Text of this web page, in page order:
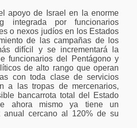
apoyo de Israel en la enorme
integrada por funcionarios
o nexos judíos en los Estados
de las campañas de los
difícil y se incrementará la
funcionarios del Pentágono y
de alto rango que operan
con toda clase de servicios
a las tropas de mercenarios,
bancarrota total del Estado
ahora mismo ya tiene un
anual cercano al 120% de su